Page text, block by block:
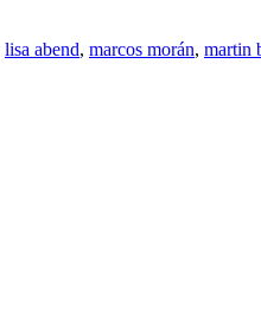
lisa abend, marcos morán, martin